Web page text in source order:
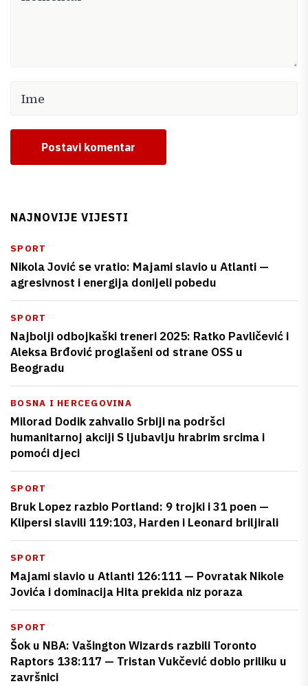
Postavi komentar
NAJNOVIJE VIJESTI
SPORT
Nikola Jović se vratio: Majami slavio u Atlanti —
agresivnost i energija donijeli pobedu
SPORT
Najbolji odbojkaški treneri 2025: Ratko Pavličević i
Aleksa Brđović proglašeni od strane OSS u
Beogradu
BOSNA I HERCEGOVINA
Milorad Dodik zahvalio Srbiji na podršci
humanitarnoj akciji S ljubavlju hrabrim srcima i
pomoći djeci
SPORT
Bruk Lopez razbio Portland: 9 trojki i 31 poen —
Klipersi slavili 119:103, Harden i Leonard briljirali
SPORT
Majami slavio u Atlanti 126:111 — Povratak Nikole
Jovića i dominacija Hita prekida niz poraza
SPORT
Šok u NBA: Vašington Wizards razbili Toronto
Raptors 138:117 — Tristan Vukčević dobio priliku u
završnici